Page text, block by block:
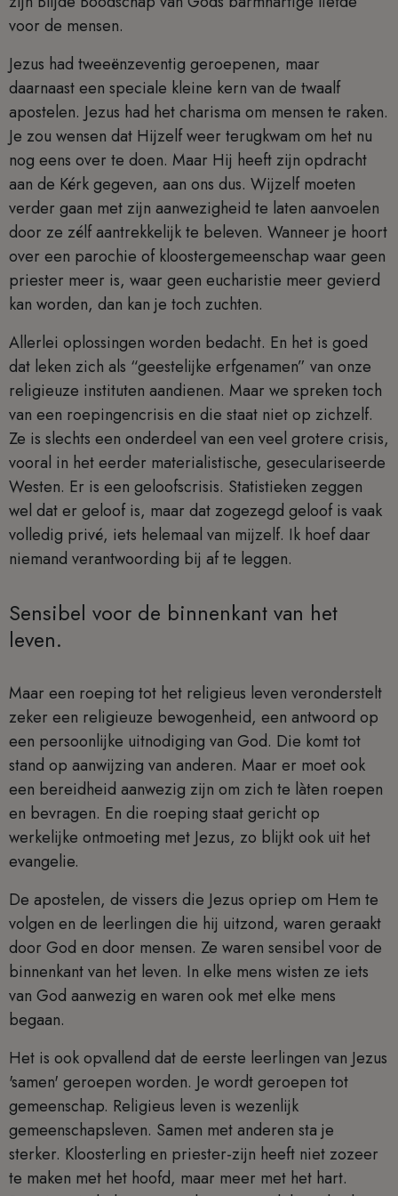
voor de mensen.
Jezus had tweeënzeventig geroepenen, maar
daarnaast een speciale kleine kern van de twaalf
apostelen. Jezus had het charisma om mensen te raken.
Je zou wensen dat Hijzelf weer terugkwam om het nu
nog eens over te doen. Maar Hij heeft zijn opdracht
aan de Kérk gegeven, aan ons dus. Wijzelf moeten
verder gaan met zijn aanwezigheid te laten aanvoelen
door ze zélf aantrekkelijk te beleven. Wanneer je hoort
over een parochie of kloostergemeenschap waar geen
priester meer is, waar geen eucharistie meer gevierd
kan worden, dan kan je toch zuchten.
Allerlei oplossingen worden bedacht. En het is goed
dat leken zich als “geestelijke erfgenamen” van onze
religieuze instituten aandienen. Maar we spreken toch
van een roepingencrisis en die staat niet op zichzelf.
Ze is slechts een onderdeel van een veel grotere crisis,
vooral in het eerder materialistische, geseculariseerde
Westen. Er is een geloofscrisis. Statistieken zeggen
wel dat er geloof is, maar dat zogezegd geloof is vaak
volledig privé, iets helemaal van mijzelf. Ik hoef daar
niemand verantwoording bij af te leggen.
Sensibel voor de binnenkant van het
leven.
Maar een roeping tot het religieus leven veronderstelt
zeker een religieuze bewogenheid, een antwoord op
een persoonlijke uitnodiging van God. Die komt tot
stand op aanwijzing van anderen. Maar er moet ook
een bereidheid aanwezig zijn om zich te làten roepen
en bevragen. En die roeping staat gericht op
werkelijke ontmoeting met Jezus, zo blijkt ook uit het
evangelie.
De apostelen, de vissers die Jezus opriep om Hem te
volgen en de leerlingen die hij uitzond, waren geraakt
door God en door mensen. Ze waren sensibel voor de
binnenkant van het leven. In elke mens wisten ze iets
van God aanwezig en waren ook met elke mens
begaan.
Het is ook opvallend dat de eerste leerlingen van Jezus
'samen' geroepen worden. Je wordt geroepen tot
gemeenschap. Religieus leven is wezenlijk
gemeenschapsleven. Samen met anderen sta je
sterker. Kloosterling en priester-zijn heeft niet zozeer
te maken met het hoofd, maar meer met het hart.